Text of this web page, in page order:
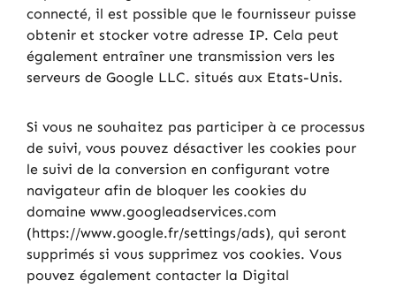
connecté, il est possible que le fournisseur puisse
obtenir et stocker votre adresse IP. Cela peut
également entraîner une transmission vers les
serveurs de Google LLC. situés aux Etats-Unis.
Si vous ne souhaitez pas participer à ce processus
de suivi, vous pouvez désactiver les cookies pour
le suivi de la conversion en configurant votre
navigateur afin de bloquer les cookies du
domaine www.googleadservices.com
(https://www.google.fr/settings/ads), qui seront
supprimés si vous supprimez vos cookies. Vous
pouvez également contacter la Digital